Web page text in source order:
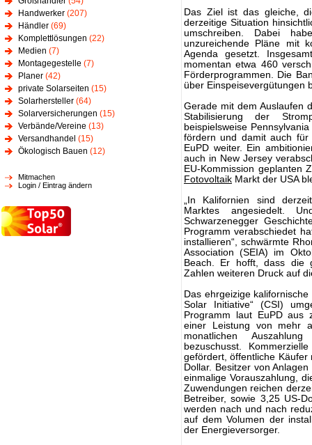
Handwerker (207)
Händler (69)
Komplettlösungen (22)
Medien (7)
Montagegestelle (7)
Planer (42)
private Solarseiten (15)
Solarhersteller (64)
Solarversicherungen (15)
Verbände/Vereine (13)
Versandhandel (15)
Ökologisch Bauen (12)
Mitmachen
Login / Eintrag ändern
Das Ziel ist das gleiche,
derzeitige Situation
umschreiben. Dabei
unzureichende Pläne mit
Agenda gesetzt.
momentan etwa 460
Förderprogrammen. Die
über Einspeisevergütungen
Gerade mit dem Auslaufen
Stabilisierung der
beispielsweise
fördern und damit auch für
EuPD weiter. Ein
auch in New Jersey
EU-Kommission geplanten
Fotovoltaik Markt der USA
„In Kalifornien sind
Marktes angesiedelt.
Schwarzenegger
Programm verabschiedet
installieren“, schwärmte
Association (SEIA) im
Beach. Er hofft, dass die
Zahlen weiteren Druck auf
Das ehrgeizige
Solar Initiative“ (CSI)
Programm laut EuPD aus
einer Leistung von mehr
monatlichen
bezuschusst.
gefördert, öffentliche
Dollar. Besitzer von
einmalige Vorauszahlung,
Zuwendungen reichen
Betreiber, sowie 3,25 US-
werden nach und nach
auf dem Volumen der
der Energieversorger.